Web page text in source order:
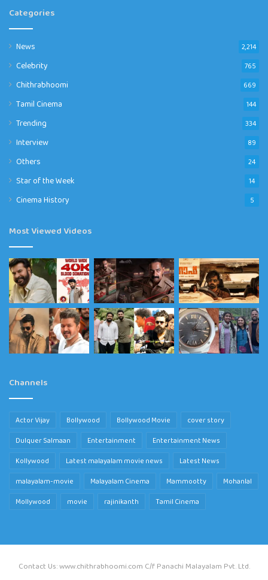
Categories
News 2,214
Celebrity 765
Chithrabhoomi 669
Tamil Cinema 144
Trending 334
Interview 89
Others 24
Star of the Week 14
Cinema History 5
Most Viewed Videos
Channels
Actor Vijay Bollywood Bollywood Movie
cover story
Dulquer Salmaan
Entertainment
Entertainment News
Kollywood
Latest malayalam movie news
Latest News
malayalam-movie
Malayalam Cinema Mammootty
Mohanlal
Mollywood
movie rajinikanth Tamil Cinema
Contact Us: www.chithrabhoomi.com C/f Panachi Malayalam Pvt. Ltd.